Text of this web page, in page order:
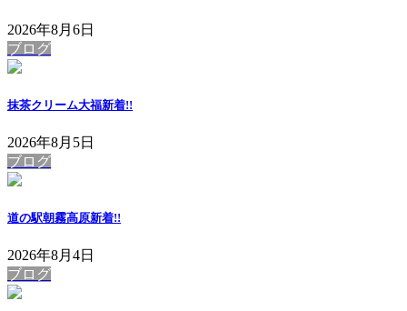
2026年8月6日
ブログ
抹茶クリーム大福新着!!
2026年8月5日
ブログ
道の駅朝霧高原新着!!
2026年8月4日
ブログ